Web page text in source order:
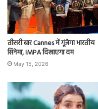
तीसरी बार Cannes में गूंजेगा भारतीय
सिनेमा, IMPA दिखाएगा दम
May 15, 2026